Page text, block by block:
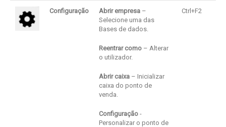
Configuração Abrir empresa –
Selecione uma das
Bases de dados.
Reentrar como – Alterar
o utilizador.
Abrir caixa – Inicializar
caixa do ponto de
venda.
Configuração -
Personalizar o ponto de
Ctrl+F2